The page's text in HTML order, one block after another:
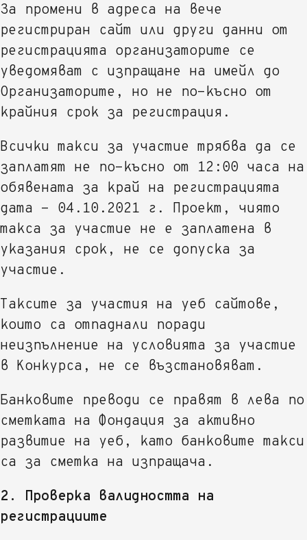
За промени в адреса на вече
регистриран сайт или други данни от
регистрацията организаторите се
уведомяват с изпращане на имейл до
Организаторите, но не по-късно от
крайния срок за регистрация.
Всички такси за участие трябва да се
заплатят не по-късно от 12:00 часа на
обявената за край на регистрацията
дата - 04.10.2021 г. Проект, чиято
такса за участие не е заплатена в
указания срок, не се допуска за
участие.
Таксите за участия на уеб сайтове,
които са отпаднали поради
неизпълнение на условията за участие
в Конкурса, не се възстановяват.
Банковите преводи се правят в лева по
сметката на Фондация за активно
развитие на уеб, като банковите такси
са за сметка на изпращача.
2. Проверка валидността на
регистрациите